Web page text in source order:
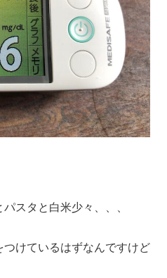
スタと白米少々、、、
けているはずなんですけど